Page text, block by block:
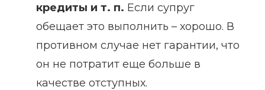
кредиты и т. п. Если супруг
обещает это выполнить – хорошо. В
противном случае нет гарантии, что
он не потратит еще больше в
качестве отступных.